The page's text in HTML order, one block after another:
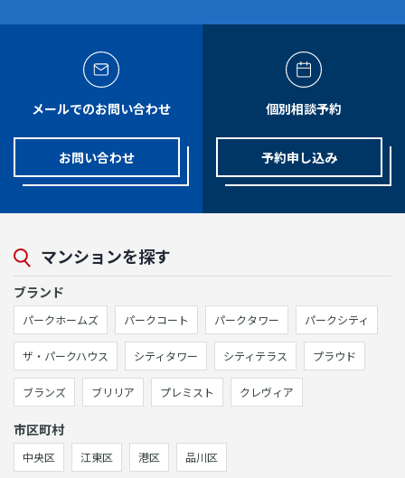
メールでのお問い合わせ
お問い合わせ
個別相談予約
予約申し込み
マンションを探す
ブランド
パークホームズ パークコート パークタワー パークシティ
ザ・パークハウス シティタワー シティテラス プラウド
ブランズ ブリリア プレミスト クレヴィア
市区町村
中央区 江東区 港区 品川区